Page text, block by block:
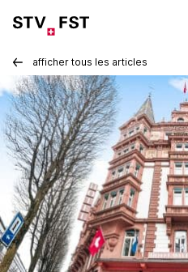
afficher tous les articles